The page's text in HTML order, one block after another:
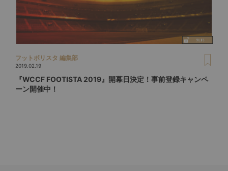
フットボリスタ 編集部
2019.02.19
『WCCF FOOTISTA 2019』開幕日決定！事前登録キャンペ
ーン開催中！